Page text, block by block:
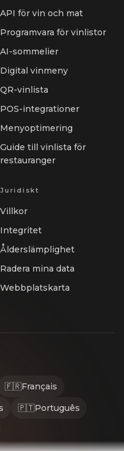
API för vin och mat
Programvara för vinlistor
AI-sommelier
Digital vinmeny
QR-vinlista
POS-integrationer
Menyoptimering
Guide till vinlista för
restauranger
Juridiskt
Villkor
Integritet
Ålderslämplighet
Radera mina data
Webbplatskarta
🇫🇷Français
🇵🇹Português